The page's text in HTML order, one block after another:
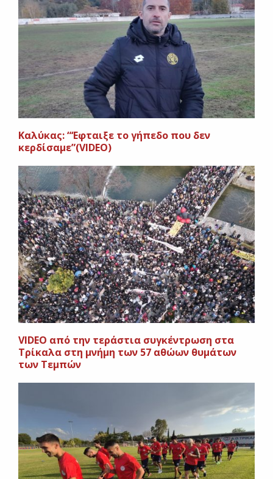
Καλύκας: “‘Εφταιξε το γήπεδο που δεν
κερδίσαμε”(VIDEO)
VIDEO από την τεράστια συγκέντρωση στα
Τρίκαλα στη μνήμη των 57 αθώων θυμάτων
των Τεμπών